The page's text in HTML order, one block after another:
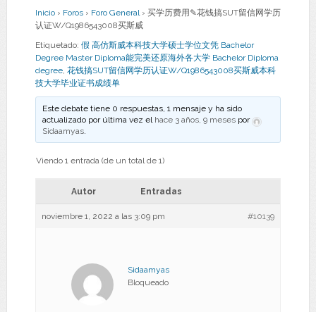
Inicio › Foros › Foro General › 买学历费用✎花钱搞SUT留信网学历
认证W/Q1986543008买斯威
Etiquetado: 假 高仿斯威本科技大学硕士学位文凭 Bachelor
Degree Master Diploma能完美还原海外各大学 Bachelor Diploma
degree, 花钱搞SUT留信网学历认证W/Q1986543008买斯威本科
技大学毕业证书成绩单
Este debate tiene 0 respuestas, 1 mensaje y ha sido
actualizado por última vez el hace 3 años, 9 meses por
Sidaamyas.
Viendo 1 entrada (de un total de 1)
Autor Entradas
noviembre 1, 2022 a las 3:09 pm #10139
Sidaamyas
Bloqueado